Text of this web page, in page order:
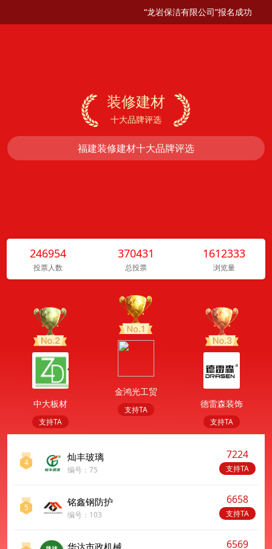
“龙岩保洁有限公司”报名成功
 装修建材
十大品牌评选 
福建装修建材十大品牌评选
246954
投票人数
370431
总投票
1612333
浏览量
中大板材
支持TA
金鸿光工贸
支持TA 德雷森装饰
支持TA
4 灿丰玻璃
编号：75
7224
支持TA
5 铭鑫钢防护
编号：103
6658
支持TA
6569